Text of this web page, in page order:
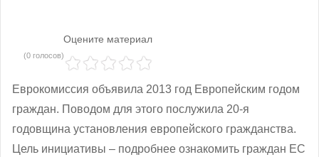
Оцените материал
(0 голосов)
Еврокомиссия объявила 2013 год Европейским годом
граждан. Поводом для этого послужила 20-я
годовщина установления европейского гражданства.
Цель инициативы – подробнее ознакомить граждан ЕС